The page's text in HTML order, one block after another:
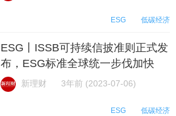
ESG 低碳经济
ESG丨ISSB可持续信披准则正式发
布，ESG标准全球统一步伐加快
新理财 3年前 (2023-07-06)
ESG 低碳经济